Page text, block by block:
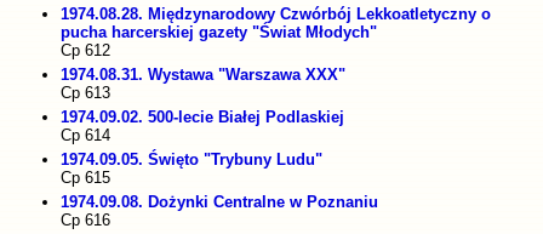
1974.08.28. Międzynarodowy Czwórbój Lekkoatletyczny o
pucha harcerskiej gazety "Świat Młodych"
Cp 612
1974.08.31. Wystawa "Warszawa XXX"
Cp 613
1974.09.02. 500-lecie Białej Podlaskiej
Cp 614
1974.09.05. Święto "Trybuny Ludu"
Cp 615
1974.09.08. Dożynki Centralne w Poznaniu
Cp 616